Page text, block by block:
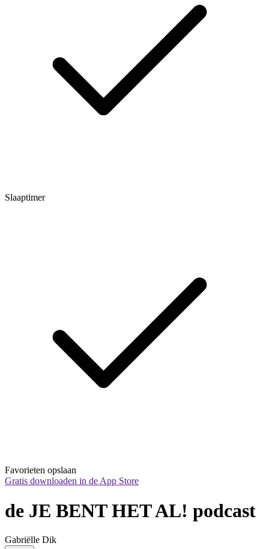
Slaaptimer
Favorieten opslaan
Gratis downloaden in de App Store
de JE BENT HET AL! podcast
Gabriëlle Dik